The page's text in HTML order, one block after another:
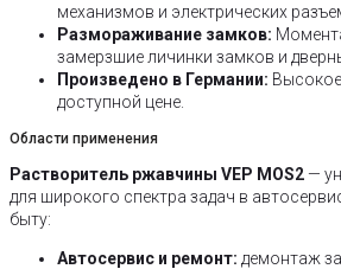
механизмов и электрических
Размораживание замков:
замерзшие личинки замков и
Произведено в Германии:
доступной цене.
Области применения
Растворитель ржавчины VEP MOS2—
для широкого спектра задач в
быту:
Автосервис и ремонт: демонтаж